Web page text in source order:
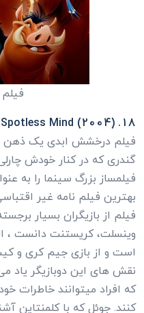
18. Eternal Sunshine of the Spotless Mind (2004)
فیلم درخشش ابدی یک ذهن
گندری که در کنار خودش
فیلمساز بزرگ سینما را به
بهترین فیلم نامه غیر
فیلم از بازیگران بسیار
وینسلت، کریستنت دانست ،
است و از بازی جیم کری و
نقش های این دوبازیگر یاد
که افراد میتوانند خاطرات
کنند. جوئل که با کلمنتاین